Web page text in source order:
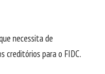
necessita de
creditórios para o FIDC.